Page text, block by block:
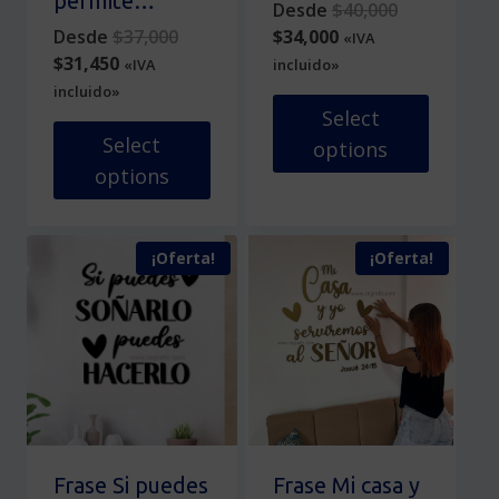
producto
Desde $37,000Original
$37,000.
$31,450Current
price
is:
$31,450.
«IVA
incluido»
Select
options
tiene
múltiples
variantes.
opciones
elegir
en
Desde $40,000Original
$40,000.
$34,000Current
price
is:
$34,000.
«IVA
incluido»
Select
options
múltiples
variantes.
Las
opciones
elegir
en
la
¡Oferta!
Frase Si puedes
¡Oferta!
Frase Mi casa y